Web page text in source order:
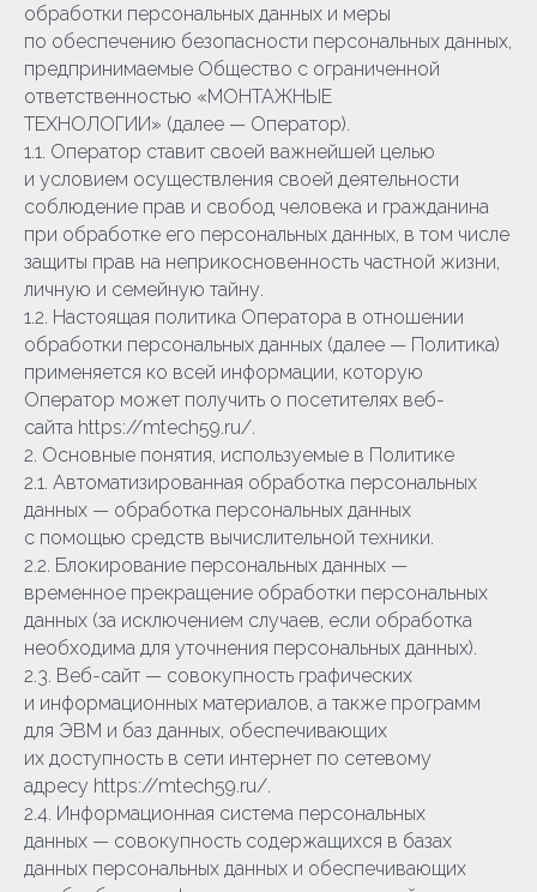
обработки персональных данных и меры
по обеспечению безопасности персональных данных,
предпринимаемые Общество с ограниченной
ответственностью «МОНТАЖНЫЕ
ТЕХНОЛОГИИ» (далее — Оператор).
1.1. Оператор ставит своей важнейшей целью
и условием осуществления своей деятельности
соблюдение прав и свобод человека и гражданина
при обработке его персональных данных, в том числе
защиты прав на неприкосновенность частной жизни,
личную и семейную тайну.
1.2. Настоящая политика Оператора в отношении
обработки персональных данных (далее — Политика)
применяется ко всей информации, которую
Оператор может получить о посетителях веб-
сайта https://mtech59.ru/.
2. Основные понятия, используемые в Политике
2.1. Автоматизированная обработка персональных
данных — обработка персональных данных
с помощью средств вычислительной техники.
2.2. Блокирование персональных данных —
временное прекращение обработки персональных
данных (за исключением случаев, если обработка
необходима для уточнения персональных данных).
2.3. Веб-сайт — совокупность графических
и информационных материалов, а также программ
для ЭВМ и баз данных, обеспечивающих
их доступность в сети интернет по сетевому
адресу https://mtech59.ru/.
2.4. Информационная система персональных
данных — совокупность содержащихся в базах
данных персональных данных и обеспечивающих